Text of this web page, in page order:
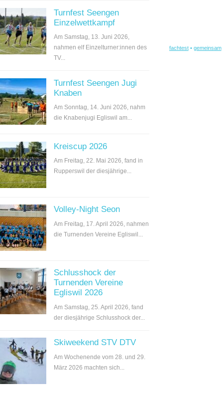
Turnfest Seengen
Einzelwettkampf
Am Samstag, 13. Juni 2026,
nahmen elf Einzelturner:innen des
TV...
Turnfest Seengen Jugi
Knaben
Am Sonntag, 14. Juni 2026, nahm
die Knabenjugi Egliswil am...
Kreiscup 2026
Am Freitag, 22. Mai 2026, fand in
Rupperswil der diesjährige...
Volley-Night Seon
Am Freitag, 17. April 2026, nahmen
die Turnenden Vereine Egliswil...
Schlusshock der
Turnenden Vereine
Egliswil 2026
Am Samstag, 25. April 2026, fand
der diesjährige Schlusshock der...
Skiweekend STV DTV
Am Wochenende vom 28. und 29.
März 2026 machten sich...
fachtest• gemeinsam